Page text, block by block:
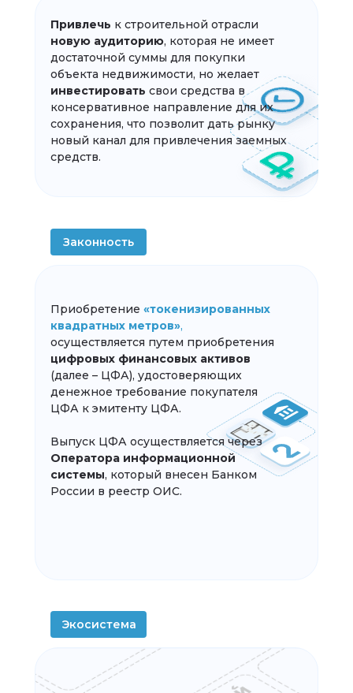
Привлечь к строительной отрасли
новую аудиторию, которая не имеет
достаточной суммы для покупки
объекта недвижимости, но желает
инвестировать свои средства в
консервативное направление для их
сохранения, что позволит дать рынку
новый канал для привлечения заемных
средств.
Приобретение «токенизированных
квадратных метров»,
осуществляется путем приобретения
цифровых финансовых активов
(далее – ЦФА), удостоверяющих
денежное требование покупателя
ЦФА к эмитенту ЦФА.
Выпуск ЦФА осуществляется через
Оператора информационной
системы, который внесен Банком
России в реестр ОИС.
Законность
Экосистема